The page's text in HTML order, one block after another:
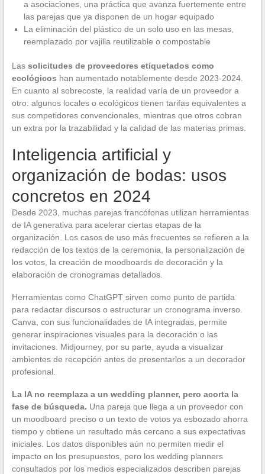
a asociaciones, una práctica que avanza fuertemente entre
las parejas que ya disponen de un hogar equipado
La eliminación del plástico de un solo uso en las mesas,
reemplazado por vajilla reutilizable o compostable
Las solicitudes de proveedores etiquetados como
ecológicos han aumentado notablemente desde 2023-2024.
En cuanto al sobrecoste, la realidad varía de un proveedor a
otro: algunos locales o ecológicos tienen tarifas equivalentes a
sus competidores convencionales, mientras que otros cobran
un extra por la trazabilidad y la calidad de las materias primas.
Inteligencia artificial y
organización de bodas: usos
concretos en 2024
Desde 2023, muchas parejas francófonas utilizan herramientas
de IA generativa para acelerar ciertas etapas de la
organización. Los casos de uso más frecuentes se refieren a la
redacción de los textos de la ceremonia, la personalización de
los votos, la creación de moodboards de decoración y la
elaboración de cronogramas detallados.
Herramientas como ChatGPT sirven como punto de partida
para redactar discursos o estructurar un cronograma inverso.
Canva, con sus funcionalidades de IA integradas, permite
generar inspiraciones visuales para la decoración o las
invitaciones. Midjourney, por su parte, ayuda a visualizar
ambientes de recepción antes de presentarlos a un decorador
profesional.
La IA no reemplaza a un wedding planner, pero acorta la
fase de búsqueda. Una pareja que llega a un proveedor con
un moodboard preciso o un texto de votos ya esbozado ahorra
tiempo y obtiene un resultado más cercano a sus expectativas
iniciales. Los datos disponibles aún no permiten medir el
impacto en los presupuestos, pero los wedding planners
consultados por los medios especializados describen parejas